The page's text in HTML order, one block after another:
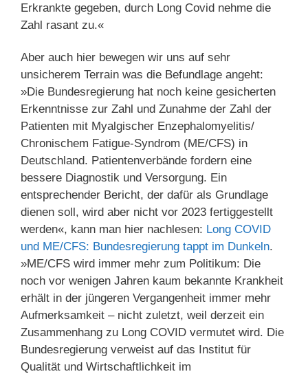
Erkrankte gegeben, durch Long Covid nehme die
Zahl rasant zu.«
Aber auch hier bewegen wir uns auf sehr
unsicherem Terrain was die Befundlage angeht:
»Die Bundesregierung hat noch keine gesicherten
Erkenntnisse zur Zahl und Zunahme der Zahl der
Pa­tienten mit Myalgischer Enzephalomyelitis/
Chronischem Fatigue-Syndrom (ME/CFS) in
Deutschland. Pa­tientenverbände fordern eine
bessere Diagnostik und Versorgung. Ein
entsprechender Bericht, der dafür als Grundlage
dienen soll, wird aber nicht vor 2023 fertiggestellt
werden«, kann man hier nachlesen: Long COVID
und ME/CFS: Bundesregierung tappt im Dunkeln.
»ME/CFS wird immer mehr zum Politikum: Die
noch vor wenigen Jahren kaum bekannte Krankheit
erhält in der jüngeren Vergangenheit immer mehr
Aufmerksamkeit – nicht zuletzt, weil derzeit ein
Zusammenhang zu Long COVID vermutet wird. Die
Bundesregierung verweist auf das Institut für
Qualität und Wirtschaftlichkeit im